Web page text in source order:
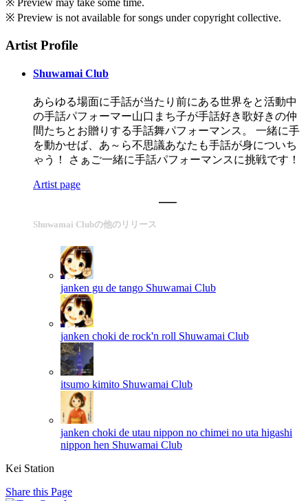
※ Preview may take some time.
※ Preview is not available for songs under copyright collective.
Artist Profile
Shuwamai Club
あらゆる場面に手話が当たり前にある世界をと活動中
の手話パフォーマー山口まち子が手話好き歌好きの仲
間たちとお贈りする手話舞パフォーマンス。 一緒に手
を動かせば、あ～ら不思議あなたも手話が身についち
ゃう！ さぁご一緒に手話パフォーマンスに挑戦です！
Artist page
Shuwamai Clubの他のリリース
janken gu de tango Shuwamai Club
janken choki de rock'n roll Shuwamai Club
itsumo kimito Shuwamai Club
janken choki de utau nippon no chimei no uta higashi
nippon hen Shuwamai Club
Kei Station
Share this Page